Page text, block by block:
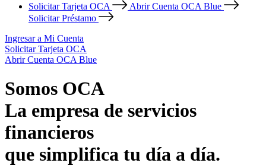
Solicitar Tarjeta OCA
Abrir Cuenta OCA Blue
Solicitar Préstamo
Ingresar a Mi Cuenta
Solicitar Tarjeta OCA
Abrir Cuenta OCA Blue
Somos OCA
La empresa de servicios
financieros
que simplifica tu día a día.